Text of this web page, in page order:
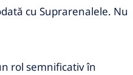
cu Suprarenalele. Nu
rol semnificativ în